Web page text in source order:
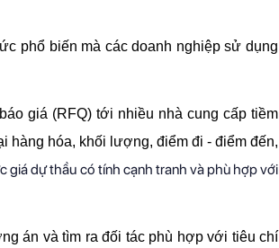
phổ biến mà các doanh nghiệp sử dụng
giá (RFQ) tới nhiều nhà cung cấp tiềm
hàng hóa, khối lượng, điểm đi - điểm đến,
giá dự thầu có tính cạnh tranh và phù hợp với
án và tìm ra đối tác phù hợp với tiêu chí